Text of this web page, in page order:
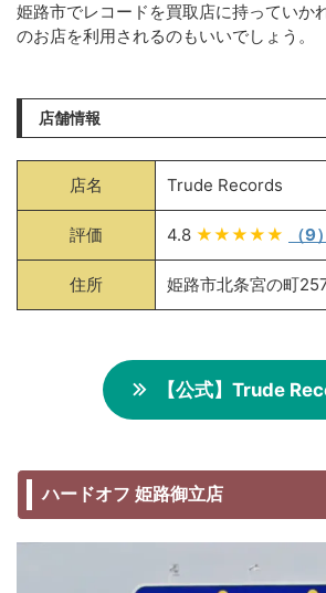
姫路市でレコードを買取店に持っていか
のお店を利用されるのもいいでしょう。
店舗情報
店名 Trude Records
評価 4.8 ★★★★★ （9）
住所 姫路市北条宮の町
【公式】Trude
ハードオフ 姫路御立店